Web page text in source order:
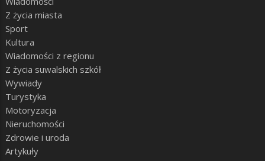
Z życia miasta
Sport
Kultura
Wiadomości z regionu
Z życia suwalskich szkół
Wywiady
Turystyka
Motoryzacja
Nieruchomości
Zdrowie i uroda
Artykuły